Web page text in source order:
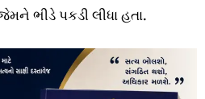
ભીડે પકડી લીધા હતા.